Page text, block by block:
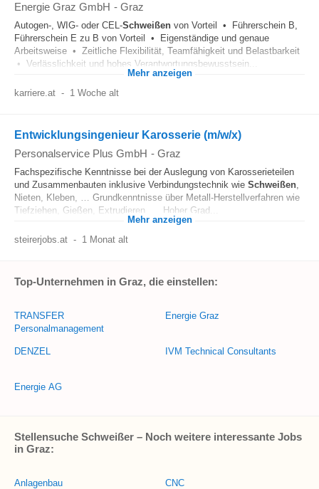
Energie Graz GmbH - Graz
Autogen-, WIG- oder CEL-Schweißen von Vorteil • Führerschein B,
Führerschein E zu B von Vorteil • Eigenständige und genaue
Arbeitsweise • Zeitliche Flexibilität, Teamfähigkeit und Belastbarkeit
• Verlässlichkeit und hohes Verantwortungsbewusstsein...
Mehr anzeigen
karriere.at - 1 Woche alt
Entwicklungsingenieur Karosserie (m/w/x)
Personalservice Plus GmbH - Graz
Fachspezifische Kenntnisse bei der Auslegung von Karosserieteilen
und Zusammenbauten inklusive Verbindungstechnik wie Schweißen,
Nieten, Kleben, … Grundkenntnisse über Metall-Herstellverfahren wie
Tiefziehen, Gießen, Extrudieren, … Hoher Grad...
Mehr anzeigen
steirerjobs.at - 1 Monat alt
Top-Unternehmen in Graz, die einstellen:
TRANSFER
Personalmanagement
DENZEL
Energie AG
Energie Graz
IVM Technical Consultants
Stellensuche Schweißer – Noch weitere interessante Jobs
in Graz:
Anlagenbau CNC